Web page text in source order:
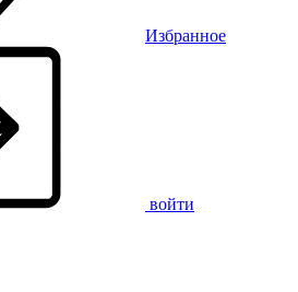
Избранное
войти